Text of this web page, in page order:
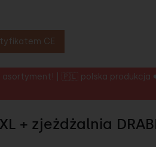
CE
asortyment! | 🇵🇱 polska produkcja
+ zjeżdżalnia